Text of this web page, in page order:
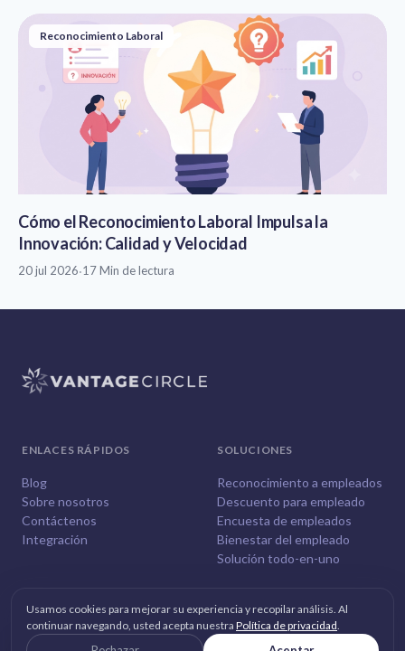
Reconocimiento Laboral
Cómo el Reconocimiento Laboral Impulsa la
Innovación: Calidad y Velocidad
20 jul 2026·17 Min de lectura
ENLACES RÁPIDOS
Blog
Sobre nosotros
Contáctenos
Integración
SOLUCIONES
Reconocimiento a empleados
Descuento para empleado
Encuesta de empleados
Bienestar del empleado
Solución todo-en-uno
. Todos los derechos reservados.
Usamos cookies para mejorar su experiencia y recopilar análisis. Al
continuar navegando, usted acepta nuestra Política de privacidad.